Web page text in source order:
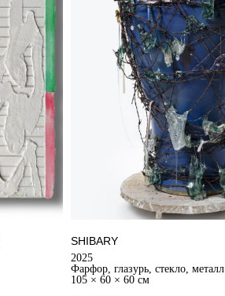
SHIBARY
2025
Фарфор, глазурь, стекло, металл
105 × 60 × 60 см